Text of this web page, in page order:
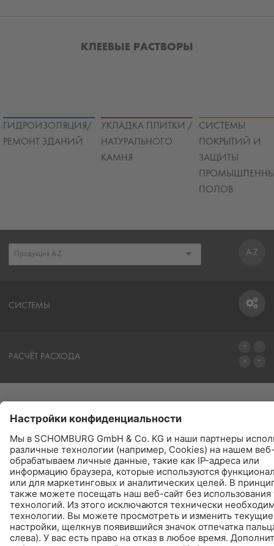
КЛЕЕВЫЕ РАСТВОРЫ
ГИДРОИЗОЛЯЦИЯ/
РЕМОНТ ЗДАНИЙ
УКЛАДКА ПЛИТКИ /
НАТУРАЛЬНОГО
КАМНЯ
СИСТЕМЫ
ПОКРЫТИЙ И
ЗАЩИТЫ
ПОЛОВ
A-Z
СИСТЕМЫ
РАСЧЁТ РАСХОДА
ПРОДУКТЫ
НАЙТИ - КУПИТЬ - ИНФОРМИРУЕТ